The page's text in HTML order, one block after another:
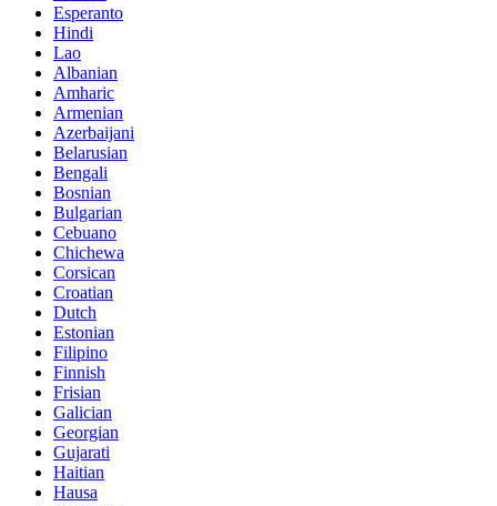
Esperanto
Hindi
Lao
Albanian
Amharic
Armenian
Azerbaijani
Belarusian
Bengali
Bosnian
Bulgarian
Cebuano
Chichewa
Corsican
Croatian
Dutch
Estonian
Filipino
Finnish
Frisian
Galician
Georgian
Gujarati
Haitian
Hausa